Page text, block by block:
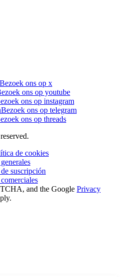
Bezoek ons op x
ons op youtube
ons op instagram
Bezoek ons op telegram
ons op threads
de cookies
suscripción
and the Google Privacy